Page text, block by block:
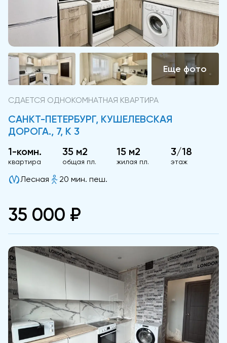
СДАЕТСЯ ОДНОКОМНАТНАЯ КВАРТИРА
САНКТ-ПЕТЕРБУРГ, КУШЕЛЕВСКАЯ
ДОРОГА., 7, К 3
1-комн.
квартира
35 м2
общая пл.
15 м2
жилая пл.
3/18
этаж
Лесная 20 мин. пеш.
35 000 ₽